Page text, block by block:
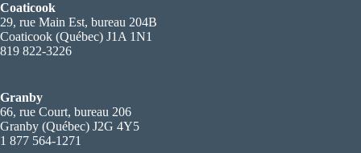
Coaticook
29, rue Main Est, bureau 204B
Coaticook (Québec) J1A 1N1
819 822-3226
Granby
66, rue Court, bureau 206
Granby (Québec) J2G 4Y5
1 877 564-1271